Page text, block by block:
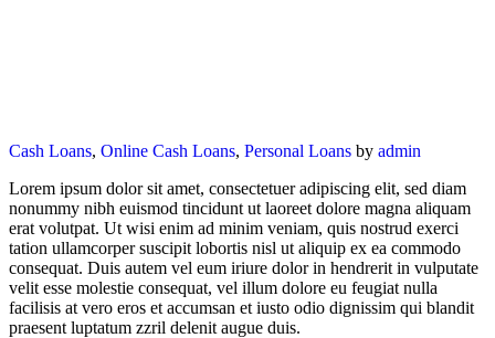
Cash Loans, Online Cash Loans, Personal Loans by admin
Lorem ipsum dolor sit amet, consectetuer adipiscing elit, sed diam
nonummy nibh euismod tincidunt ut laoreet dolore magna aliquam
erat volutpat. Ut wisi enim ad minim veniam, quis nostrud exerci
tation ullamcorper suscipit lobortis nisl ut aliquip ex ea commodo
consequat. Duis autem vel eum iriure dolor in hendrerit in vulputate
velit esse molestie consequat, vel illum dolore eu feugiat nulla
facilisis at vero eros et accumsan et iusto odio dignissim qui blandit
praesent luptatum zzril delenit augue duis.